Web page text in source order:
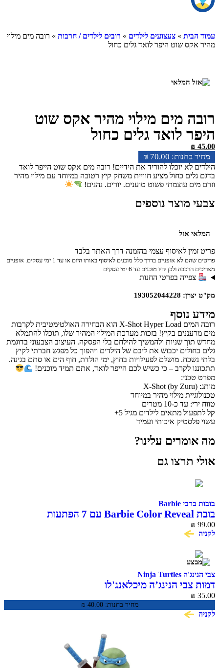
עמוד הבית » צעצועים לילדים » רובים לילדים / חרבות » רובה מים מילוי
מהיר אקס שוט היפר לואד גלים כחול
רובה מים מילוי מהיר אקס שוט
היפר לואד גלים כחול
₪ 70.00
₪ 45.00
הילדים לא יוכלו להוריד את הידיים! רובה מים אקס שוט הייפר לואד
בדגם גלים כחול מציע חוויית משחק קיץ רטובה במיוחד עם מילוי מהיר
וזרם מים עוצמתי פשוט טוענים, יורים, נהנים!
צבעי מוצר נוספים
המלאי אזל
פריט זמין לאיסוף עצמי בהזמנה דרך האתר בלבד
פריטים שהם לא אופניים בדרך כלל מוכנים לאיסוף באותו היום או עד 1 ימי עסקים. אופניים
מצריכים הרכבה ולכן יהיו מוכנים עד 6 ימי עסקים
צפייה בפרטי החנות
מק"ט יצרן: 193052044228
מידע נוסף
רובה המים X-Shot Hyper Load הוא הבחירה האולטימטיבית לקרבות
מים מרעננים בקיץ! בזכות מערכת המילוי המהיר שלו, תוכלו להתמלא
מחדש תוך שניות ולהמשיך להילחם בלי הפסקה. העיצוב הצבעוני בדוגמת
גלים כחולים יכבוש את ליבם של הילדים ויהפוך כל מפגש חברתי לקיץ
בלתי נשכח. מושלם לפעילויות בחוץ, ימי הולדת, חוף הים או סתם בגינה.
תתכוננו לקרב – כי כשיש לכם הייפר לואד, אתם תמיד מוכנים!
מפרט טכני:
מותג: X-Shot (by Zuru)
טכנולוגיית מילוי מהיר במיוחד
טווח ירי: עד כ-10 מטרים
קל לתפעול מתאים לילדים מגיל 5+
עשוי פלסטיק איכותי ועמיד
מה אומרים עלינו?
אולי תרצו גם
בובות ברבי Barbie
בובת Barbie Color Reveal עם 7 הפתעות
₪ 99.00
לקניה
צבי הנינג'ה Ninja Turtles
דמות צבי הנינג’ה מיכלאנג'לו
מחיר בחנות: ₪ 40.00
₪ 35.00
לקניה